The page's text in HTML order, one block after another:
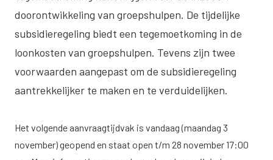
doorontwikkeling van groepshulpen. De tijdelijke
subsidieregeling biedt een tegemoetkoming in de
loonkosten van groepshulpen. Tevens zijn twee
voorwaarden aangepast om de subsidieregeling
aantrekkelijker te maken en te verduidelijken.
Het volgende aanvraagtijdvak is vandaag (maandag 3
november) geopend en staat open t/m 28 november 17:00